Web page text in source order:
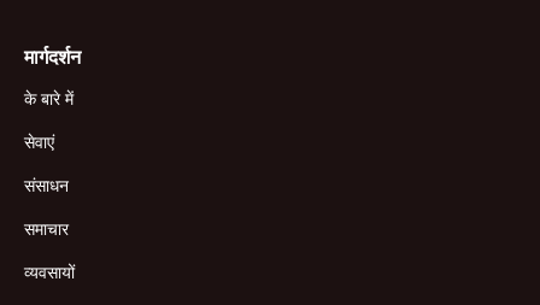
मार्गदर्शन
के बारे में
सेवाएं
संसाधन
समाचार
व्यवसायों